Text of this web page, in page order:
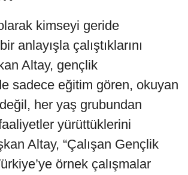
kimseyi geride
anlayışla çalıştıklarını
Altay, gençlik
sadece eğitim gören, okuyan
her yaş grubundan
yürüttüklerini
Altay, “Çalışan Gençlik
örnek çalışmalar